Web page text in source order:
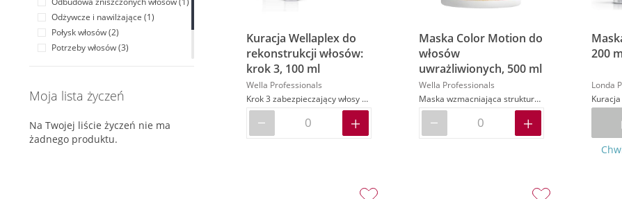
Kuracja Wellaplex do
rekonstrukcji włosów:
krok 3, 100 ml
Wella Professionals
Krok 3 zabezpieczający włosy do czasu kolejnego zabiegu w salonie
Maska Color Motion do
włosów
uwrażliwionych, 500 ml
Wella Professionals
Maska wzmacniająca strukturę i zwiększa podatność włosów
200
Londa
Odżywcze i nawilżające (1)
Połysk włosów (2)
Potrzeby włosów (3)
Wygładzenie włosów (1)
Moja lista życzeń
Na Twojej liście życzeń nie ma
żadnego produktu.